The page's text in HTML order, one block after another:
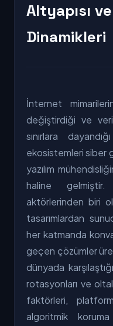
Altyapısı
Dinamikleri
İnternet
değiştirdiği ve
sınırlara
ekosistemleri siber
yazılım
haline
aktörlerinden biri
tasarımlardan
her katmanda
geçen çözümler
dünyada
rotasyonları ve
faktörleri,
algoritmik